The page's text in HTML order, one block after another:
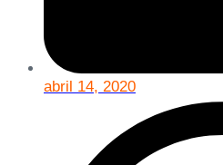
abril 14, 2020